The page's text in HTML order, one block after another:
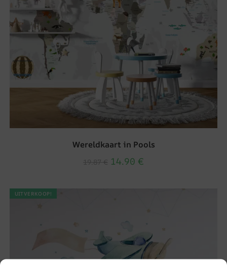
Wereldkaart in Pools
14.90 €
UITVERKOOP!